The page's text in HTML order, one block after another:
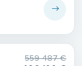
559 487 €